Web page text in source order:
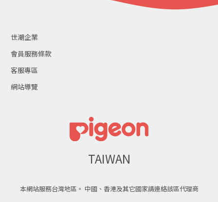
世潮企業
會員服務條款
客服專區
網站導覽
TAIWAN
本網站服務台灣地區。 中國、香港及其它國家請連絡該區代理商